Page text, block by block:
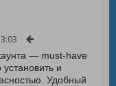
— must-have
и
Удобный